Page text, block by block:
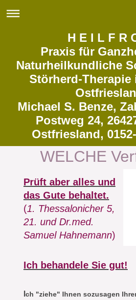
H E I L F R
Praxis für
Naturheilkundliche
Störherd-Therapie
Michael S. Benze,
Postweg 24,
Ostfriesland,
WELCHE
Prüft aber alles und
das Gute behaltet.
(1. Thessalonicher 5,
21. und Dr.med.
Samuel Hahnemann)
Ich behandele Sie gut!
ch "ziehe" Ihnen sozusagen